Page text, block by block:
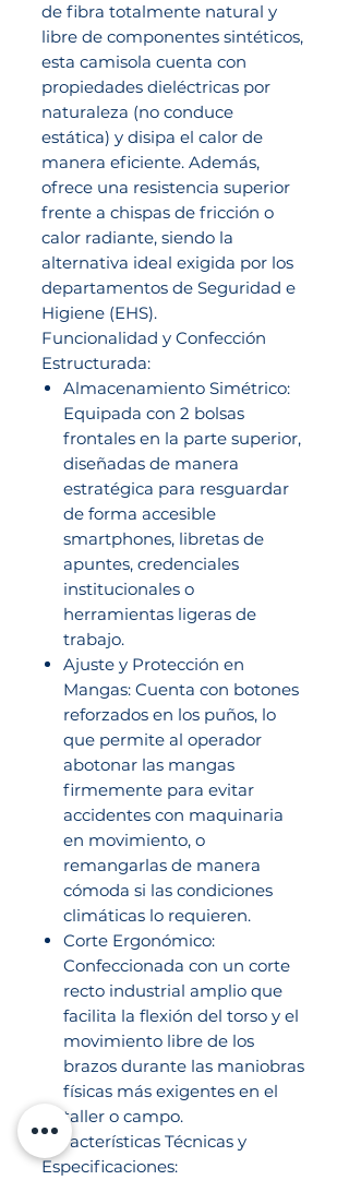
de fibra totalmente natural y
libre de componentes sintéticos,
esta camisola cuenta con
propiedades dieléctricas por
naturaleza (no conduce
estática) y disipa el calor de
manera eficiente. Además,
ofrece una resistencia superior
frente a chispas de fricción o
calor radiante, siendo la
alternativa ideal exigida por los
departamentos de Seguridad e
Higiene (EHS).
Funcionalidad y Confección
Estructurada:
Almacenamiento Simétrico:
Equipada con 2 bolsas
frontales en la parte superior,
diseñadas de manera
estratégica para resguardar
de forma accesible
smartphones, libretas de
apuntes, credenciales
institucionales o
herramientas ligeras de
trabajo.
Ajuste y Protección en
Mangas: Cuenta con botones
reforzados en los puños, lo
que permite al operador
abotonar las mangas
firmemente para evitar
accidentes con maquinaria
en movimiento, o
remangarlas de manera
cómoda si las condiciones
climáticas lo requieren.
Corte Ergonómico:
Confeccionada con un corte
recto industrial amplio que
facilita la flexión del torso y el
movimiento libre de los
brazos durante las maniobras
físicas más exigentes en el
taller o campo.
Características Técnicas y
Especificaciones: